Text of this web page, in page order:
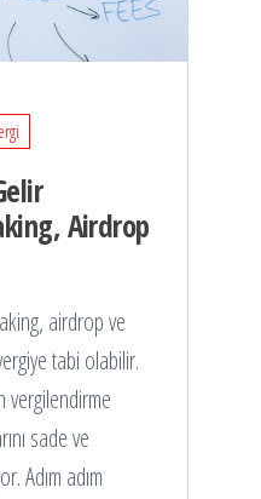
Airdrop
airdrop ve
tabi olabilir.
vergilendirme
sade ve
Adım adım